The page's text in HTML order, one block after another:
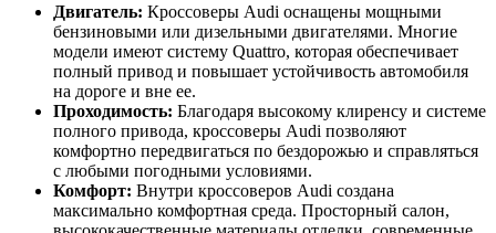
Двигатель: Кроссоверы Audi оснащены мощными
бензиновыми или дизельными двигателями. Многие
модели имеют систему Quattro, которая обеспечивает
полный привод и повышает устойчивость автомобиля
на дороге и вне ее.
Проходимость: Благодаря высокому клиренсу и системе
полного привода, кроссоверы Audi позволяют
комфортно передвигаться по бездорожью и справляться
с любыми погодными условиями.
Комфорт: Внутри кроссоверов Audi создана
максимально комфортная среда. Просторный салон,